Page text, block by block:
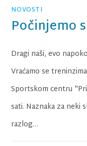
NOVOSTI
Počinjemo
Dragi naši, evo
Vraćamo se
Sportskom centru
sati. Naznaka za neki
razlog…